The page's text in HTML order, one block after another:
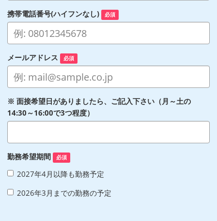
携帯電話番号(ハイフンなし) 必須
メールアドレス 必須
※ 面接希望日がありましたら、ご記入下さい（月～土の
14:30～16:00で3つ程度）
勤務希望期間 必須
2027年4月以降も勤務予定
2026年3月までの勤務の予定